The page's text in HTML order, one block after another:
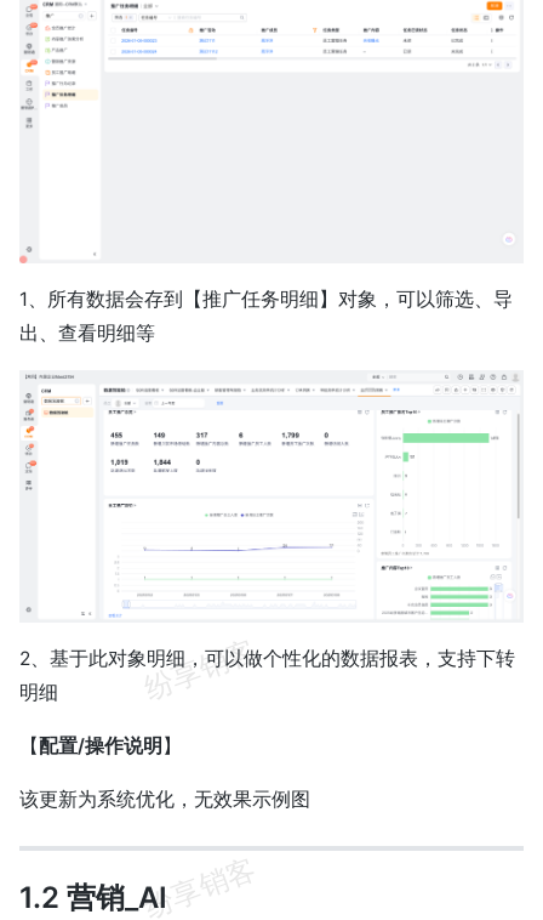
1、所有数据会存到【推广任务明细】对象，可以筛选、导
出、查看明细等
2、基于此对象明细，可以做个性化的数据报表，支持下转
明细
【配置/操作说明 】
该更新为系统优化，无效果示例图
1.2 营销_AI